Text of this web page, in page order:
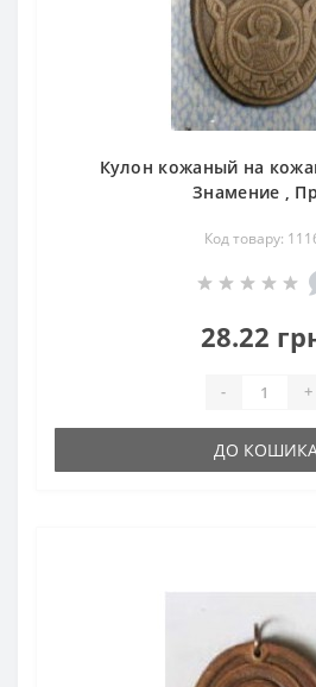
Кулон кожаный на
Знамение ,
Код товару:
28.22
- +
ДО